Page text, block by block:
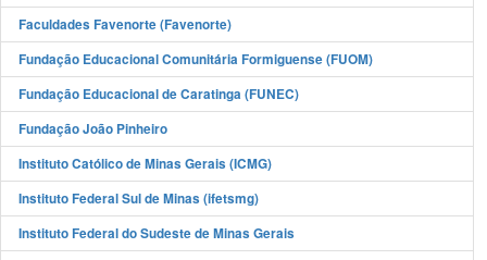
Faculdades Favenorte (Favenorte)
Fundação Educacional Comunitária Formiguense (FUOM)
Fundação Educacional de Caratinga (FUNEC)
Fundação João Pinheiro
Instituto Católico de Minas Gerais (ICMG)
Instituto Federal Sul de Minas (ifetsmg)
Instituto Federal do Sudeste de Minas Gerais